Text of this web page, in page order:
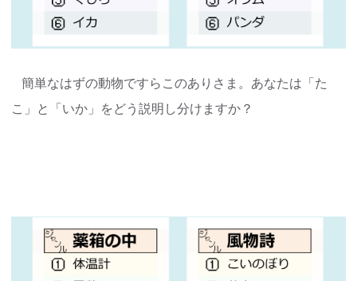
簡単なはずの動物ですらこのありさま。あなたは「た
こ」と「いか」をどう説明し分けますか？